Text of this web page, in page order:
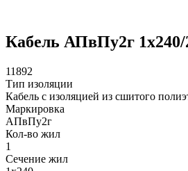
Кабель АПвПу2г 1х240/
11892
Тип изоляции
Кабель с изоляцией из сшитого
Маркировка
АПвПу2г
Кол-во жил
1
Сечение жил